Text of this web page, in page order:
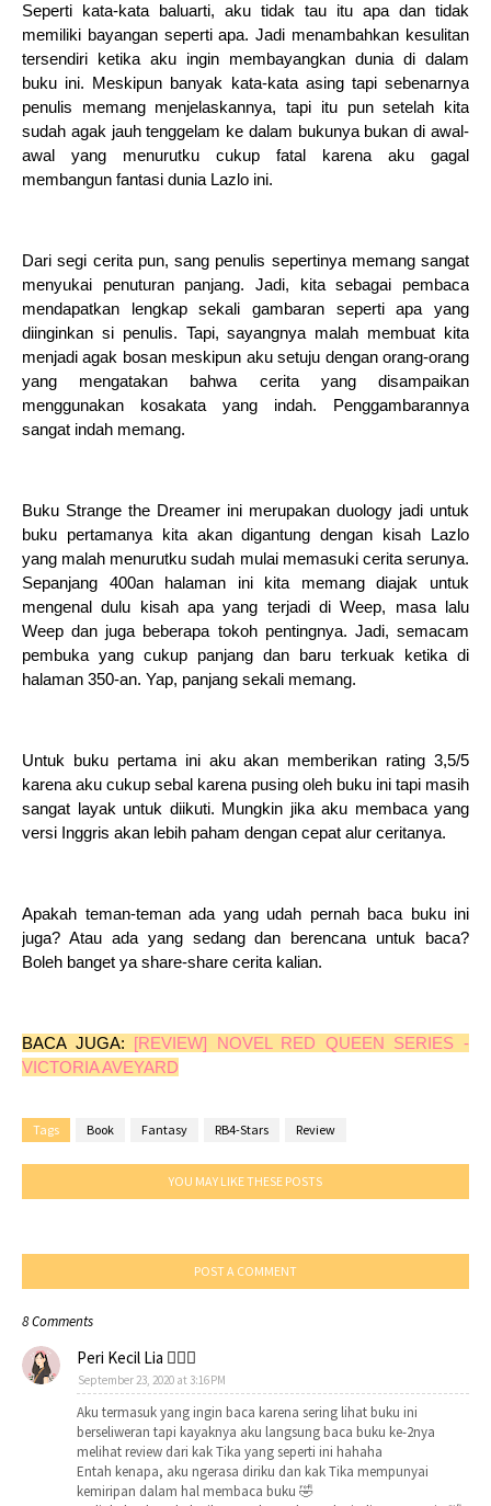
Seperti kata-kata baluarti, aku tidak tau itu apa dan tidak
memiliki bayangan seperti apa. Jadi menambahkan kesulitan
tersendiri ketika aku ingin membayangkan dunia di dalam
buku ini. Meskipun banyak kata-kata asing tapi sebenarnya
penulis memang menjelaskannya, tapi itu pun setelah kita
sudah agak jauh tenggelam ke dalam bukunya bukan di awal-
awal yang menurutku cukup fatal karena aku gagal
membangun fantasi dunia Lazlo ini.
Dari segi cerita pun, sang penulis sepertinya memang sangat
menyukai penuturan panjang. Jadi, kita sebagai pembaca
mendapatkan lengkap sekali gambaran seperti apa yang
diinginkan si penulis. Tapi, sayangnya malah membuat kita
menjadi agak bosan meskipun aku setuju dengan orang-orang
yang mengatakan bahwa cerita yang disampaikan
menggunakan kosakata yang indah. Penggambarannya
sangat indah memang.
Buku Strange the Dreamer ini merupakan duology jadi untuk
buku pertamanya kita akan digantung dengan kisah Lazlo
yang malah menurutku sudah mulai memasuki cerita serunya.
Sepanjang 400an halaman ini kita memang diajak untuk
mengenal dulu kisah apa yang terjadi di Weep, masa lalu
Weep dan juga beberapa tokoh pentingnya. Jadi, semacam
pembuka yang cukup panjang dan baru terkuak ketika di
halaman 350-an. Yap, panjang sekali memang.
Untuk buku pertama ini aku akan memberikan rating 3,5/5
karena aku cukup sebal karena pusing oleh buku ini tapi masih
sangat layak untuk diikuti. Mungkin jika aku membaca yang
versi Inggris akan lebih paham dengan cepat alur ceritanya.
Apakah teman-teman ada yang udah pernah baca buku ini
juga? Atau ada yang sedang dan berencana untuk baca?
Boleh banget ya share-share cerita kalian.
BACA JUGA: [REVIEW] NOVEL RED QUEEN SERIES -
VICTORIA AVEYARD
Tags Book Fantasy RB4-Stars Review
YOU MAY LIKE THESE POSTS
POST A COMMENT
8 Comments
Peri Kecil Lia 🧚🏻‍♀️
September 23, 2020 at 3:16 PM
Aku termasuk yang ingin baca karena sering lihat buku ini
berseliweran tapi kayaknya aku langsung baca buku ke-2nya
melihat review dari kak Tika yang seperti ini hahaha
Entah kenapa, aku ngerasa diriku dan kak Tika mempunyai
kemiripan dalam hal membaca buku 🤣